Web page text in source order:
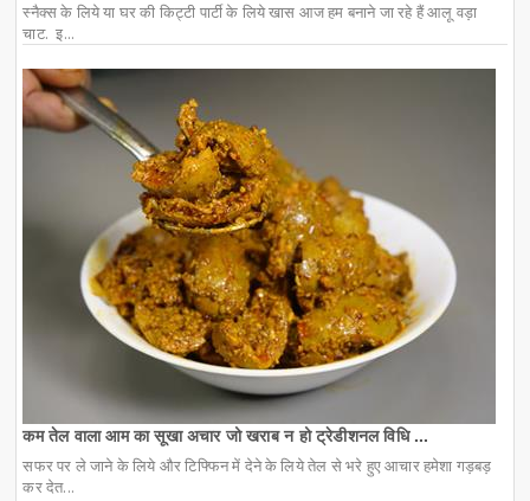
स्नैक्स के लिये या घर की किट्टी पार्टी के लिये खास आज हम बनाने जा रहे हैं आलू वड़ा
चाट. इ...
कम तेल वाला आम का सूखा अचार जो खराब न हो ट्रेडीशनल विधि ...
सफर पर ले जाने के लिये और टिफ्फिन में देने के लिये तेल से भरे हुए आचार हमेशा गड़बड़
कर देत...